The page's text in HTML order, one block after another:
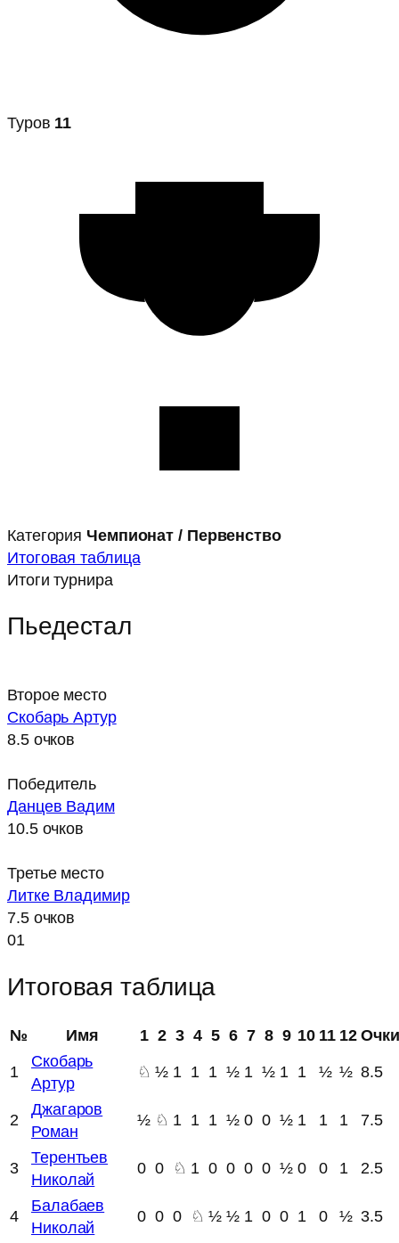
Туров 11
Категория Чемпионат / Первенство
Итоговая таблица
Итоги турнира
Пьедестал
Второе место
Скобарь Артур
8.5 очков
Победитель
Данцев Вадим
10.5 очков
Третье место
Литке Владимир
7.5 очков
01
Итоговая таблица
№ Имя 1 2 3 4 5 6 7 8 9 10 11 12 Очки
1
Скобарь
Артур
♘ ½ 1 1 1 ½ 1 ½ 1 1 ½ ½ 8.5
2
Джагаров
Роман
½ ♘ 1 1 1 ½ 0 0 ½ 1 1 1 7.5
3
Терентьев
Николай
0 0 ♘ 1 0 0 0 0 ½ 0 0 1 2.5
4
Балабаев
Николай
0 0 0 ♘ ½ ½ 1 0 0 1 0 ½ 3.5